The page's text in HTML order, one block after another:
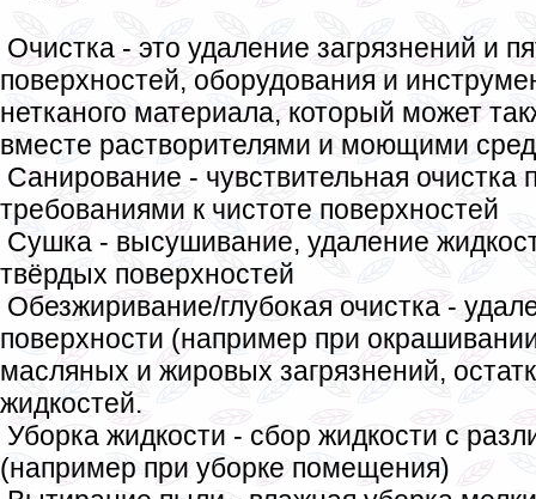
Очистка - это удаление загрязнений и
поверхностей, оборудования и
нетканого материала, который может
вместе растворителями и моющими
Санирование - чувствительная очистка
требованиями к чистоте поверхностей
Сушка - высушивание, удаление
твёрдых поверхностей
Обезжиривание/глубокая очистка -
поверхности (например при
масляных и жировых загрязнений,
жидкостей.
Уборка жидкости - сбор жидкости с
(например при уборке помещения)